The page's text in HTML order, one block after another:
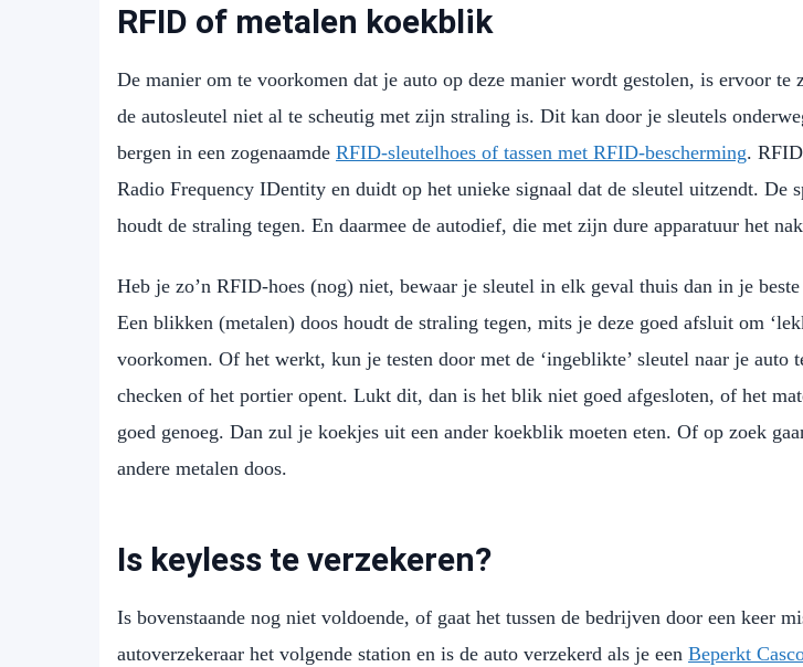
RFID of metalen koekblik
De manier om te voorkomen dat je auto op deze manier wordt gestolen, is ervoor te
de autosleutel niet al te scheutig met zijn straling is. Dit kan door je sleutels
bergen in een zogenaamde RFID-sleutelhoes of tassen met RFID-bescherming.
Radio Frequency IDentity en duidt op het unieke signaal dat de sleutel uitzendt. De
houdt de straling tegen. En daarmee de autodief, die met zijn dure apparatuur het
Heb je zo’n RFID-hoes (nog) niet, bewaar je sleutel in elk geval thuis dan in je beste
Een blikken (metalen) doos houdt de straling tegen, mits je deze goed afsluit om
voorkomen. Of het werkt, kun je testen door met de ‘ingeblikte’ sleutel naar je auto
checken of het portier opent. Lukt dit, dan is het blik niet goed afgesloten, of het
goed genoeg. Dan zul je koekjes uit een ander koekblik moeten eten. Of op zoek
andere metalen doos.
Is keyless te verzekeren?
Is bovenstaande nog niet voldoende, of gaat het tussen de bedrijven door een keer
autoverzekeraar het volgende station en is de auto verzekerd als je een Beperkt